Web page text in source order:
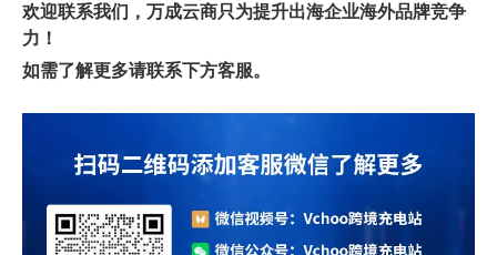
欢迎联系我们，万成云商只为提升出海企业海外品牌竞争
力！
如需了解更多请联系下方客服。